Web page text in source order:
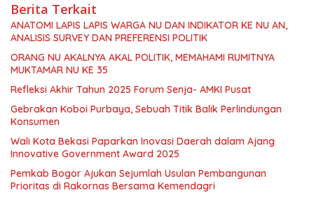
Berita Terkait
ANATOMI LAPIS LAPIS WARGA NU DAN INDIKATOR KE NU AN,
ANALISIS SURVEY DAN PREFERENSI POLITIK
ORANG NU AKALNYA AKAL POLITIK, MEMAHAMI RUMITNYA
MUKTAMAR NU KE 35
Refleksi Akhir Tahun 2025 Forum Senja- AMKI Pusat
Gebrakan Koboi Purbaya, Sebuah Titik Balik Perlindungan
Konsumen
Wali Kota Bekasi Paparkan Inovasi Daerah dalam Ajang
Innovative Government Award 2025
Pemkab Bogor Ajukan Sejumlah Usulan Pembangunan
Prioritas di Rakornas Bersama Kemendagri